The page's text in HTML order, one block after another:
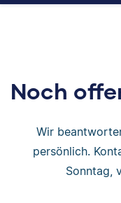
Noch
Wir
persönlich.
Sonntag,